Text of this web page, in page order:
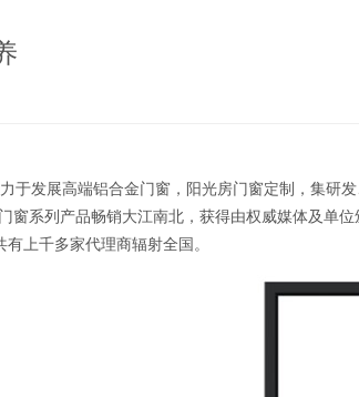
于发展高端铝合金门窗，阳光房门窗定制，集研发
窗系列产品畅销大江南北，获得由权威媒体及单
上千多家代理商辐射全国。